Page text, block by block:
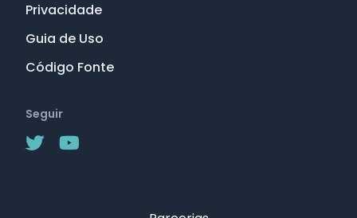
Privacidade
Guia de Uso
Código Fonte
Seguir